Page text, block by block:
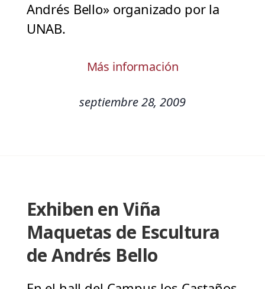
Andrés Bello» organizado por la
UNAB.
Más información
septiembre 28, 2009
Exhiben en Viña
Maquetas de Escultura
de Andrés Bello